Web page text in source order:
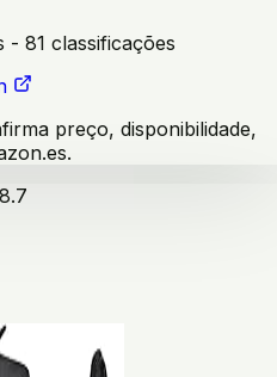
- 81 classificações
preço, disponibilidade,
8.7